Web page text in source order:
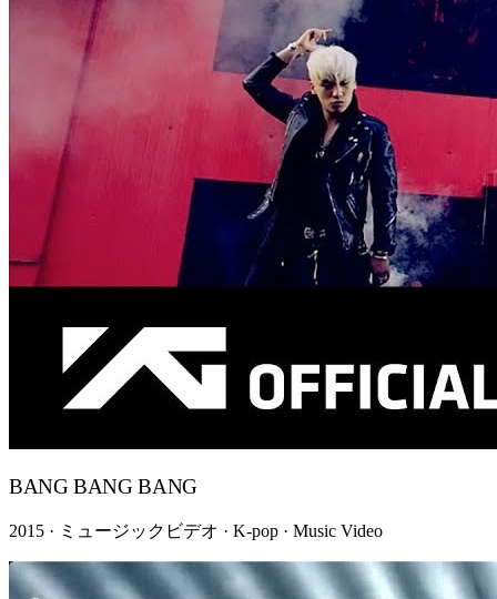
BANG BANG BANG
2015 · ミュージックビデオ · K-pop · Music Video